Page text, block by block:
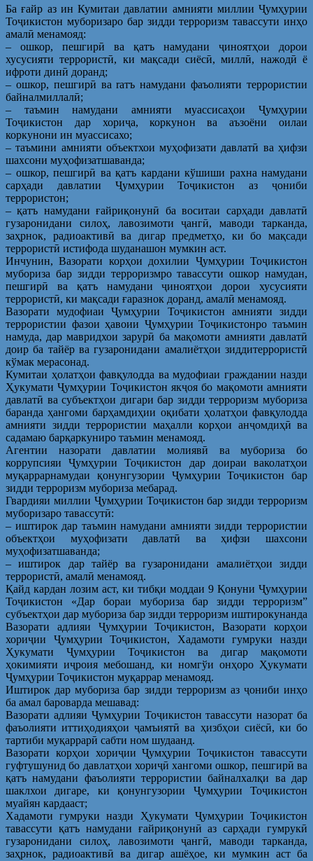
Ба ғайр аз ин Кумитаи давлатии амнияти миллии Ҷумҳурии
Тоҷикистон муборизаро бар зидди терроризм тавассути инҳо
амалӣ менамояд:
– ошкор, пешгирӣ ва қатъ намудани ҷиноятҳои дорои
хусусияти террористӣ, ки мақсади сиёсӣ, миллӣ, нажодӣ ё
ифроти динӣ доранд;
– ошкор, пешгирӣ ва rатъ намудани фаъолияти террористии
байналмиллалӣ;
– таъмин намудани амнияти муассисаҳои Ҷумҳурии
Тоҷикистон дар хориҷа, коркунон ва аъзоёни оилаи
коркунони ин муассисахо;
– таъмини амнияти объектхои муҳофизати давлатӣ ва ҳифзи
шахсони муҳофизатшаванда;
– ошкор, пешгирӣ ва қатъ кардани кўшиши рахна намудани
сарҳади давлатии Ҷумҳурии Тоҷикистон аз ҷониби
террористон;
– қатъ намудани ғайриқонунӣ ба воситаи сарҳади давлатӣ
гузаронидани силоҳ, лавозимоти ҷангӣ, маводи тарканда,
заҳрнок, радиоактивӣ ва дигар предметҳо, ки бо мақсади
террористӣ истифода шуданашон мумкин аст.
Инчунин, Вазорати корҳои дохилии Ҷумҳурии Тоҷикистон
мубориза бар зидди терроризмро тавассути ошкор намудан,
пешгирӣ ва қатъ намудани ҷиноятҳои дорои хусусияти
террористӣ, ки мақсади ғаразнок доранд, амалӣ менамояд.
Вазорати мудофиаи Ҷумҳурии Тоҷикистон амнияти зидди
террористии фазои ҳавоии Ҷумҳурии Тоҷикистонро таъмин
намуда, дар мавридхои зарурӣ ба мақомоти амнияти давлатӣ
доир ба тайёр ва гузаронидани амалиётҳои зиддитеррористӣ
кўмак мерасонад.
Кумитаи ҳолатҳои фавқулодда ва мудофиаи граждании назди
Ҳукумати Ҷумҳурии Тоҷикистон якҷоя бо мақомоти амнияти
давлатӣ ва субъектҳои дигари бар зидди терроризм мубориза
баранда ҳангоми барҳамдиҳии оқибати ҳолатҳои фавқулодда
амнияти зидди террористии маҳалли корҳои анҷомдиҳӣ ва
садамаю барқаркуниро таъмин менамояд.
Агентии назорати давлатии молиявӣ ва мубориза бо
коррупсияи Ҷумҳурии Тоҷикистон дар доираи ваколатҳои
муқаррарнамудаи қонунгузории Ҷумҳурии Тоҷикистон бар
зидди терроризм мубориза мебарад.
Гвардияи миллии Ҷумҳурии Тоҷикистон бар зидди терроризм
муборизаро тавассутӣ:
– иштирок дар таъмин намудани амнияти зидди террористии
объектҳои муҳофизати давлатӣ ва ҳифзи шахсони
муҳофизатшаванда;
– иштирок дар тайёр ва гузаронидани амалиётҳои зидди
террористӣ, амалӣ менамояд.
Қайд кардан лозим аст, ки тибқи моддаи 9 Қонуни Ҷумҳурии
Тоҷикистон «Дар бораи мубориза бар зидди терроризм”
субъектҳои дар мубориза бар зидди терроризм иштирокунанда
Вазорати адлияи Ҷумҳурии Тоҷикистон, Вазорати корҳои
хориҷии Ҷумҳурии Тоҷикистон, Хадамоти гумруки назди
Ҳукумати Ҷумҳурии Тоҷикистон ва дигар мақомоти
ҳокимияти иҷроия мебошанд, ки номгўи онҳоро Ҳукумати
Ҷумҳурии Тоҷикистон муқаррар менамояд.
Иштирок дар мубориза бар зидди терроризм аз ҷониби инҳо
ба амал бароварда мешавад:
Вазорати адлияи Ҷумҳурии Тоҷикистон тавассути назорат ба
фаъолияти иттиҳодияҳои ҷамъиятӣ ва ҳизбҳои сиёсӣ, ки бо
тартиби муқаррарӣ сабти ном шудаанд.
Вазорати корҳои хориҷии Ҷумҳурии Тоҷикистон тавассути
гуфтушунид бо давлатҳои хориҷӣ хангоми ошкор, пешгирӣ ва
қатъ намудани фаъолияти террористии байналхалқи ва дар
шаклхои дигаре, ки қонунгузории Ҷумҳурии Тоҷикистон
муайян кардааст;
Хадамоти гумруки назди Ҳукумати Ҷумҳурии Тоҷикистон
тавассути қатъ намудани ғайриқонунӣ аз сарҳади гумрукӣ
гузаронидани силоҳ, лавозимоти ҷангӣ, маводи тарканда,
заҳрнок, радиоактивӣ ва дигар ашёҳое, ки мумкин аст ба